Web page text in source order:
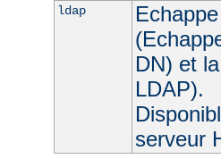
ldap
DN) et
LDAP).
serveur